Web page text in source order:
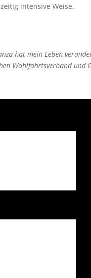
intensive Weise.
hat mein Leben
Wohlfahrtsverband